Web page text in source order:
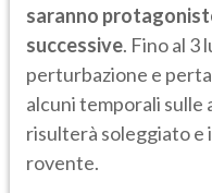
saranno
successive. Fino al 3
perturbazione e
alcuni temporali sulle
risulterà soleggiato e
rovente.